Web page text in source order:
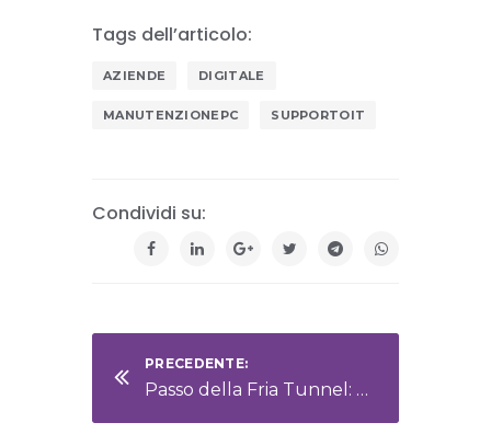
Tags dell’articolo:
AZIENDE DIGITALE
MANUTENZIONEPC SUPPORTOIT
Condividi su:
PRECEDENTE:
Passo della Fria Tunnel: an Emotional Passage Through Rock, Time, and the Dolomites